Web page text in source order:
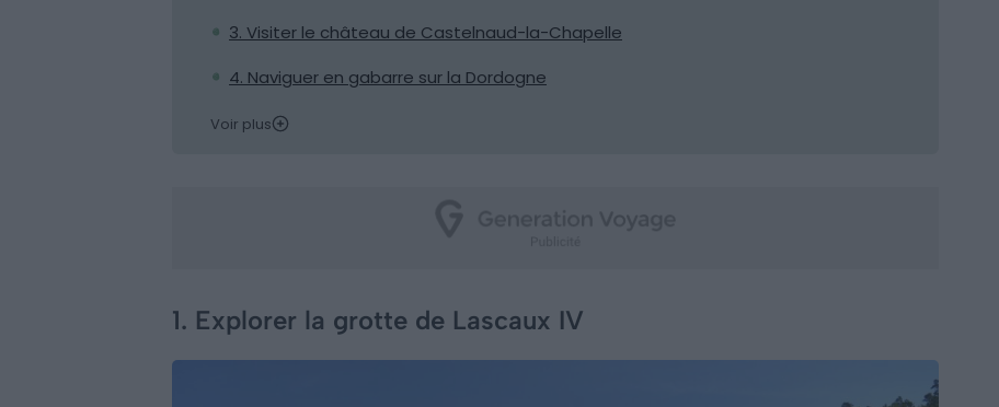
3. Visiter le château de Castelnaud-la-Chapelle
4. Naviguer en gabarre sur la Dordogne
Voir plus
1. Explorer la grotte de Lascaux IV